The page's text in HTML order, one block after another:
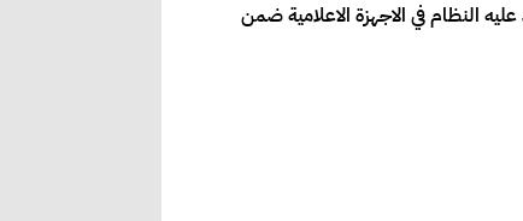
النظام في الاجهزة الاعلامية ضمن